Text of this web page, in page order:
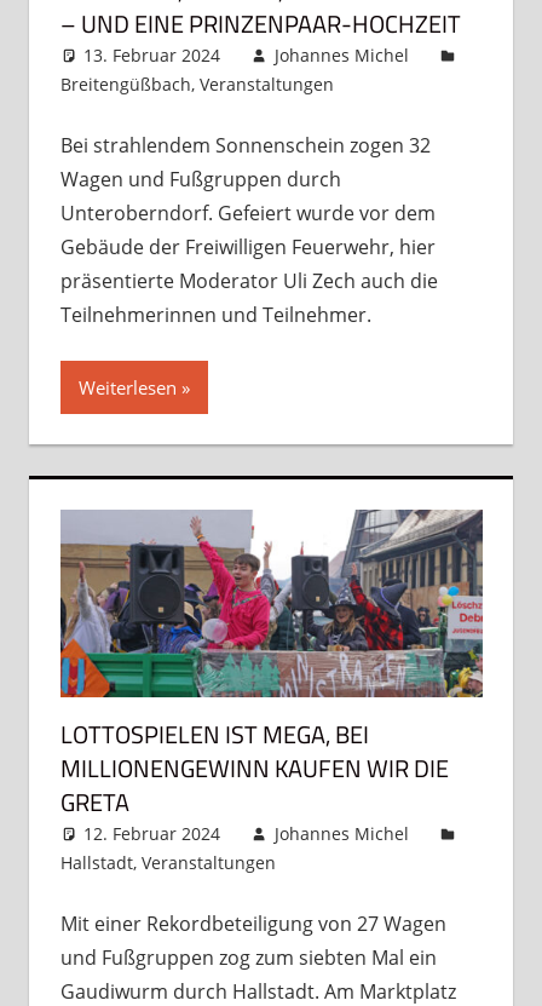
– UND EINE PRINZENPAAR-HOCHZEIT
13. Februar 2024
Johannes Michel
Breitengüßbach, Veranstaltungen
Bei strahlendem Sonnenschein zogen 32
Wagen und Fußgruppen durch
Unteroberndorf. Gefeiert wurde vor dem
Gebäude der Freiwilligen Feuerwehr, hier
präsentierte Moderator Uli Zech auch die
Teilnehmerinnen und Teilnehmer.
Weiterlesen
LOTTOSPIELEN IST MEGA, BEI
MILLIONENGEWINN KAUFEN WIR DIE
GRETA
12. Februar 2024
Johannes Michel
Hallstadt, Veranstaltungen
Mit einer Rekordbeteiligung von 27 Wagen
und Fußgruppen zog zum siebten Mal ein
Gaudiwurm durch Hallstadt. Am Marktplatz